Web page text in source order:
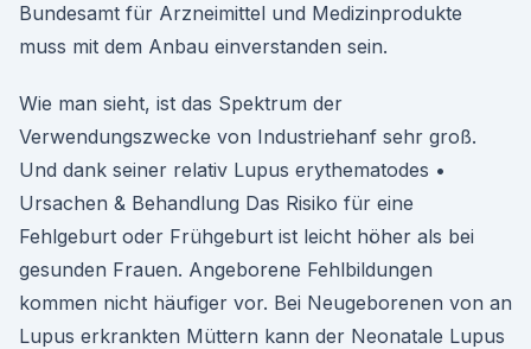
Bundesamt für Arzneimittel und Medizinprodukte
muss mit dem Anbau einverstanden sein.
Wie man sieht, ist das Spektrum der
Verwendungszwecke von Industriehanf sehr groß.
Und dank seiner relativ Lupus erythematodes •
Ursachen & Behandlung Das Risiko für eine
Fehlgeburt oder Frühgeburt ist leicht höher als bei
gesunden Frauen. Angeborene Fehlbildungen
kommen nicht häufiger vor. Bei Neugeborenen von an
Lupus erkrankten Müttern kann der Neonatale Lupus